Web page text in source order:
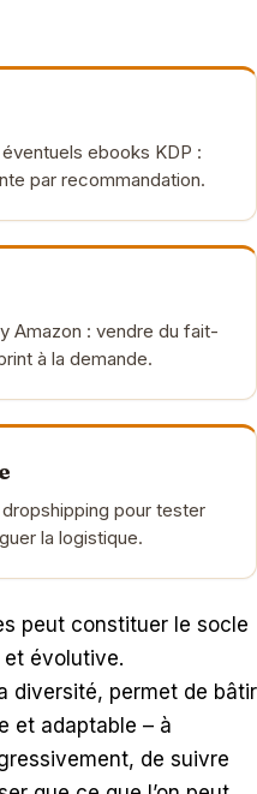
ebooks KDP :
par recommandation.
Amazon : vendre du fait-
à la demande.
pour tester
la logistique.
peut constituer le socle
et évolutive.
diversité, permet de bâtir
et adaptable – à
de suivre